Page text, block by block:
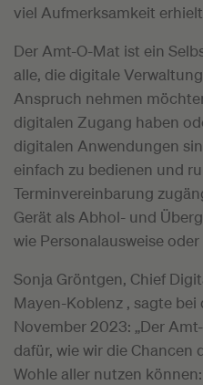
viel Aufmerksamkeit
Der Amt-O-Mat ist ein
alle, die digitale
Anspruch nehmen
digitalen Zugang haben
digitalen Anwendungen
einfach zu bedienen und
Terminvereinbarung
Gerät als Abhol- und
wie Personalausweise oder
Sonja Gröntgen, Chief
Mayen-Koblenz , sagte
November 2023: „Der
dafür, wie wir die Chancen
Wohle aller nutzen